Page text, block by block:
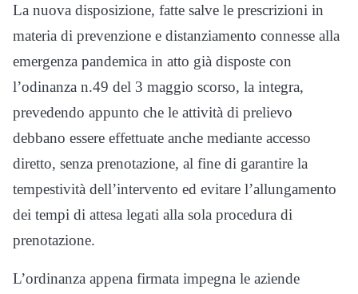
La nuova disposizione, fatte salve le prescrizioni in
materia di prevenzione e distanziamento connesse alla
emergenza pandemica in atto già disposte con
l’odinanza n.49 del 3 maggio scorso, la integra,
prevedendo appunto che le attività di prelievo
debbano essere effettuate anche mediante accesso
diretto, senza prenotazione, al fine di garantire la
tempestività dell’intervento ed evitare l’allungamento
dei tempi di attesa legati alla sola procedura di
prenotazione.
L’ordinanza appena firmata impegna le aziende